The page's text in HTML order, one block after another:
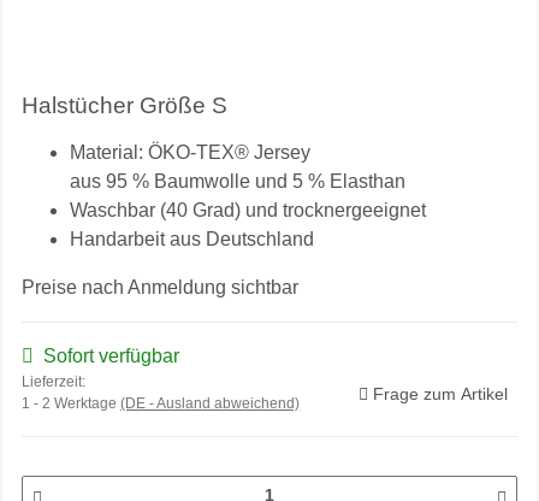
Halstücher Größe S
Material: ÖKO-TEX® Jersey
aus 95 % Baumwolle und 5 % Elasthan
Waschbar (40 Grad) und trocknergeeignet
Handarbeit aus Deutschland
Preise nach Anmeldung sichtbar
Sofort verfügbar
Lieferzeit:
1 - 2 Werktage(DE - Ausland abweichend) Frage zum Artikel